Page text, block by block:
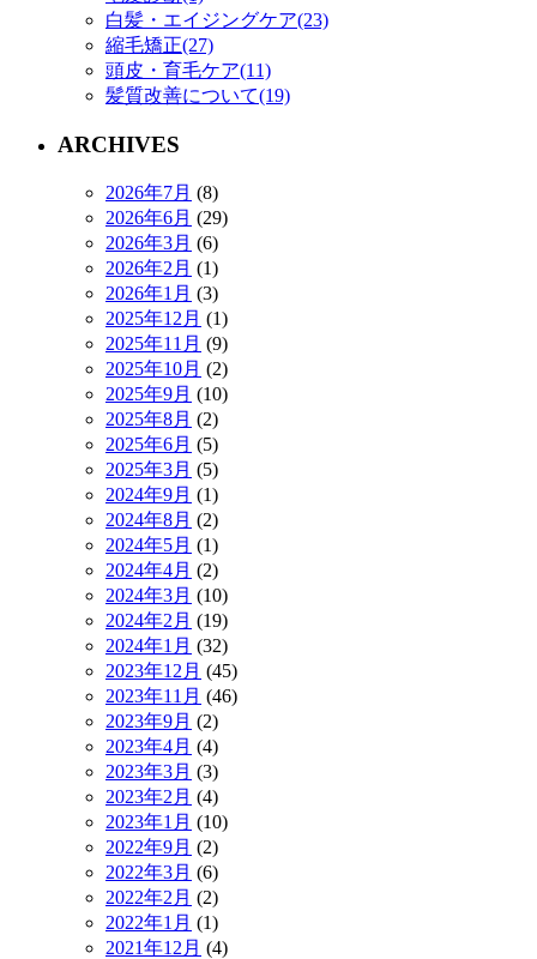
白髪・エイジングケア(23)
縮毛矯正(27)
頭皮・育毛ケア(11)
髪質改善について(19)
ARCHIVES
2026年7月 (8)
2026年6月 (29)
2026年3月 (6)
2026年2月 (1)
2026年1月 (3)
2025年12月 (1)
2025年11月 (9)
2025年10月 (2)
2025年9月 (10)
2025年8月 (2)
2025年6月 (5)
2025年3月 (5)
2024年9月 (1)
2024年8月 (2)
2024年5月 (1)
2024年4月 (2)
2024年3月 (10)
2024年2月 (19)
2024年1月 (32)
2023年12月 (45)
2023年11月 (46)
2023年9月 (2)
2023年4月 (4)
2023年3月 (3)
2023年2月 (4)
2023年1月 (10)
2022年9月 (2)
2022年3月 (6)
2022年2月 (2)
2022年1月 (1)
2021年12月 (4)